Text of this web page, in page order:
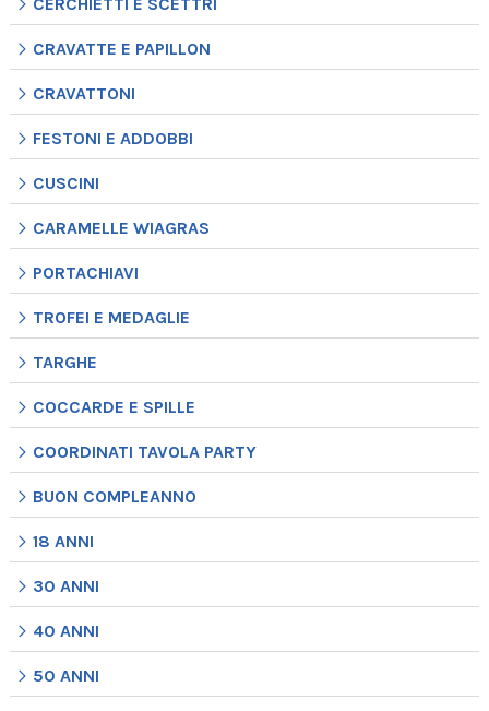
CRAVATTE E PAPILLON
CRAVATTONI
FESTONI E ADDOBBI
CUSCINI
CARAMELLE WIAGRAS
PORTACHIAVI
TROFEI E MEDAGLIE
TARGHE
COCCARDE E SPILLE
COORDINATI TAVOLA PARTY
BUON COMPLEANNO
18 ANNI
30 ANNI
40 ANNI
50 ANNI